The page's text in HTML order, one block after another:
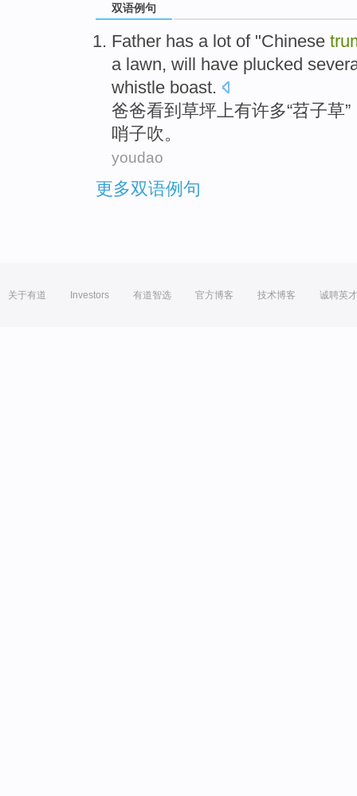
双语例句
Father has a lot of "Chinese
a lawn, will have plucked
whistle boast.
爸爸看到 草坪上有许多“苕子草”
哨子吹。
youdao
更多双语例句
关于有道 Investors 有道智选 官方博客 技术博客 诚聘英才